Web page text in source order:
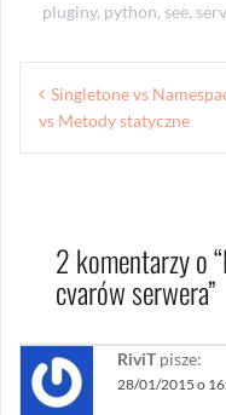
pluginy, python, see,
Nawigacja
wpisu
Singletone vs
vs Metody statyczne
2 komentarzy o “
cvarów serwera”
RiviT pisze:
28/01/2015 o